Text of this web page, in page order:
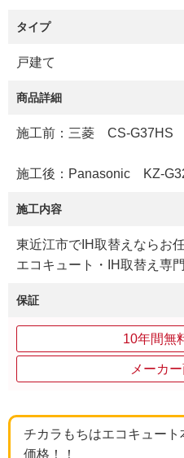
タイプ
戸建て
商品詳細
施工前：三菱 CS-G37HS
施工後：Panasonic KZ-
施工内容
東近江市でIH取替えならお任
エコキュート・IH取替え専
保証
10年間無
メーカ
チカラもちはエコキュー
価格！！